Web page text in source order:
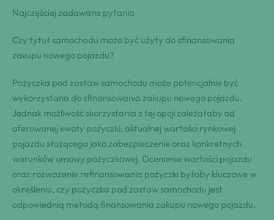
Najczęściej zadawane pytania
Czy tytuł samochodu może być użyty do sfinansowania
zakupu nowego pojazdu?
Pożyczka pod zastaw samochodu może potencjalnie być
wykorzystana do sfinansowania zakupu nowego pojazdu.
Jednak możliwość skorzystania z tej opcji zależałaby od
oferowanej kwoty pożyczki, aktualnej wartości rynkowej
pojazdu służącego jako zabezpieczenie oraz konkretnych
warunków umowy pożyczkowej. Ocenienie wartości pojazdu
oraz rozważenie refinansowania pożyczki byłoby kluczowe w
określeniu, czy pożyczka pod zastaw samochodu jest
odpowiednią metodą finansowania zakupu nowego pojazdu.